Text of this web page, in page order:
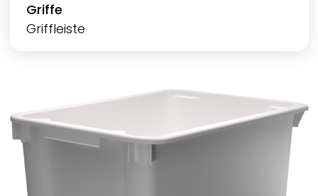
Griffe
Griffleiste